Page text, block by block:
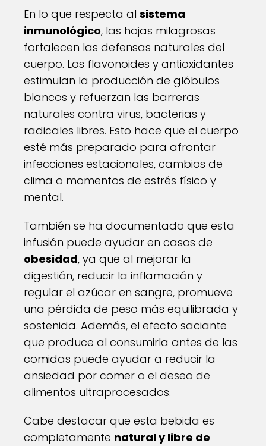
En lo que respecta al sistema
inmunológico, las hojas milagrosas
fortalecen las defensas naturales del
cuerpo. Los flavonoides y antioxidantes
estimulan la producción de glóbulos
blancos y refuerzan las barreras
naturales contra virus, bacterias y
radicales libres. Esto hace que el cuerpo
esté más preparado para afrontar
infecciones estacionales, cambios de
clima o momentos de estrés físico y
mental.
También se ha documentado que esta
infusión puede ayudar en casos de
obesidad, ya que al mejorar la
digestión, reducir la inflamación y
regular el azúcar en sangre, promueve
una pérdida de peso más equilibrada y
sostenida. Además, el efecto saciante
que produce al consumirla antes de las
comidas puede ayudar a reducir la
ansiedad por comer o el deseo de
alimentos ultraprocesados.
Cabe destacar que esta bebida es
completamente natural y libre de